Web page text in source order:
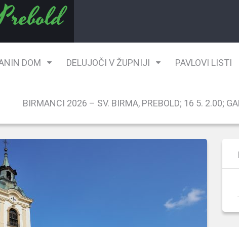
DOM DELUJOČI V ŽUPNIJI PAVLOVI LISTI
BIRMANCI 2026 – SV. BIRMA, PREBOLD; 16 5. 2.00;